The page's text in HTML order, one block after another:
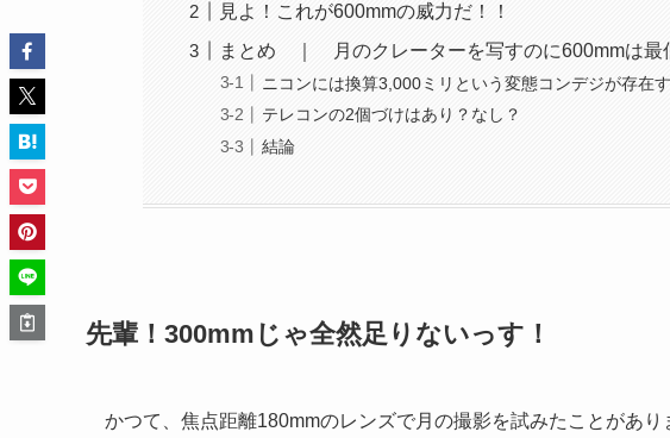
見よ！これが600mmの威力だ！！
まとめ ｜ 月のクレーターを写すのに600mmは最
ニコンには換算3,000ミリという変態コンデジが存在
テレコンの2個づけはあり？なし？
結論
先輩！300mmじゃ全然足りないっす！
かつて、焦点距離180mmのレンズで月の撮影を試みたことがあり